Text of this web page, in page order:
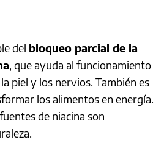
del bloqueo parcial de la
, que ayuda al funcionamiento
piel y los nervios. También es
los alimentos en energía.
de niacina son